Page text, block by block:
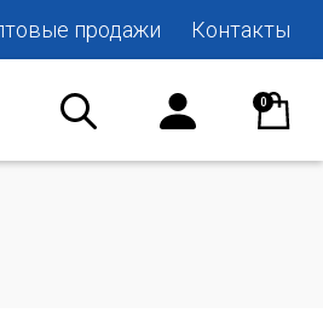
продажи Контакты
0